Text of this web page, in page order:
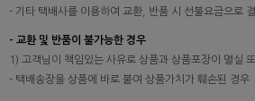
- 기타 택배사를 이용하여 교환, 반품 시 선불요금으로
- 교환 및 반품이 불가능한 경우
1) 고객님이 책임있는 사유로 상품과 상품포장이 멸실
- 택배송장을 상품에 바로 붙여 상품가치가 훼손된 경우